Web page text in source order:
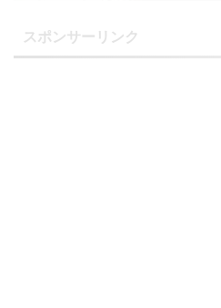
スポンサーリンク